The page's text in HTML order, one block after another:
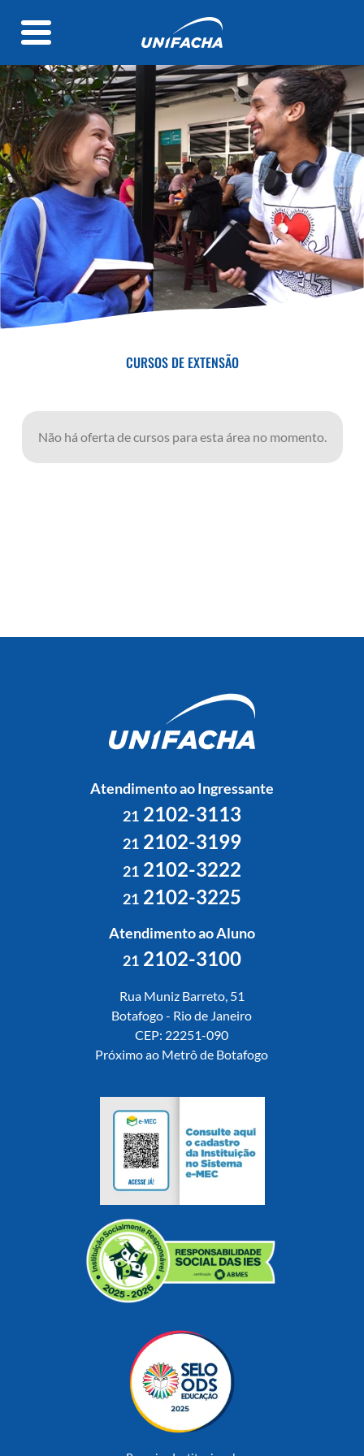
CURSOS DE EXTENSÃO
Atendimento ao Ingressante
212102-3113
212102-3199
212102-3222
212102-3225
Atendimento ao Aluno
212102-3100
Rua Muniz Barreto, 51
Botafogo - Rio de Janeiro
CEP: 22251-090
Próximo ao Metrô de Botafogo